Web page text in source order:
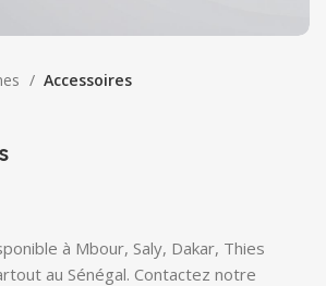
Accessoires
à Mbour, Saly, Dakar, Thies
au Sénégal. Contactez notre